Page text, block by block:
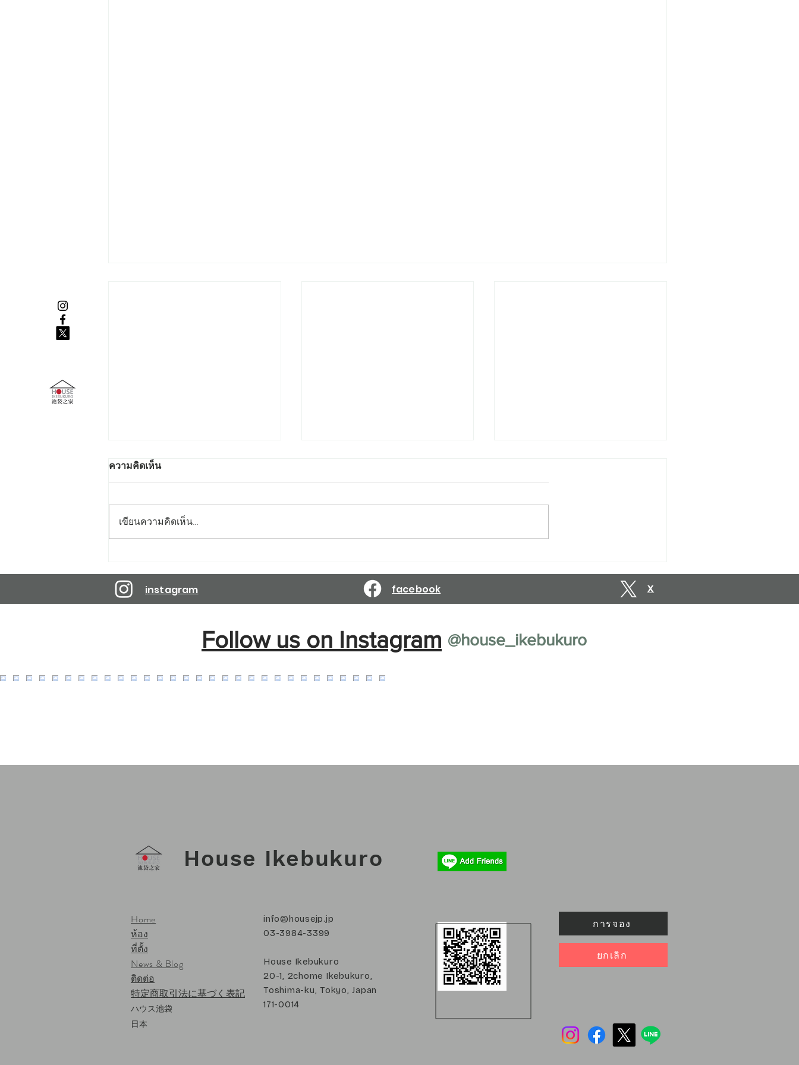
ความคิดเห็น
เขียนความคิดเห็น…
instagram facebook X
House Ikebukuro
Home
ห้อง
ที่ตั้ง
News & Blog
ติดต่อ
特定商取引法に基づく表記
ハウス池袋
日本
info@housejp.jp
03-3984-3399
House Ikebukuro
20-1, 2chome Ikebukuro,
Toshima-ku, Tokyo, Japan
171-0014
การจอง
ยกเลิก
Follow us on Instagram @house_ikebukuro